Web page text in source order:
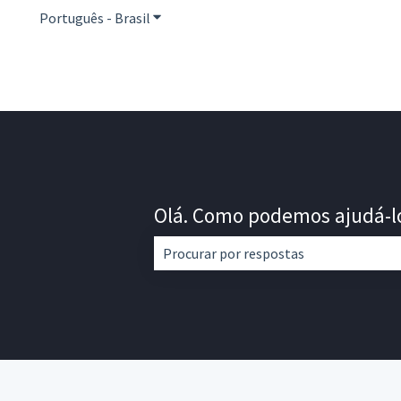
Português - Brasil Mostrar submenu para traduções
Olá. Como podemos ajudá-